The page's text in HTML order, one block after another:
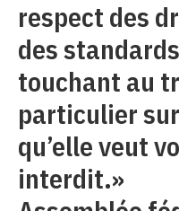
respect des
des
touchant au
particulier
qu’elle veut
interdit.»